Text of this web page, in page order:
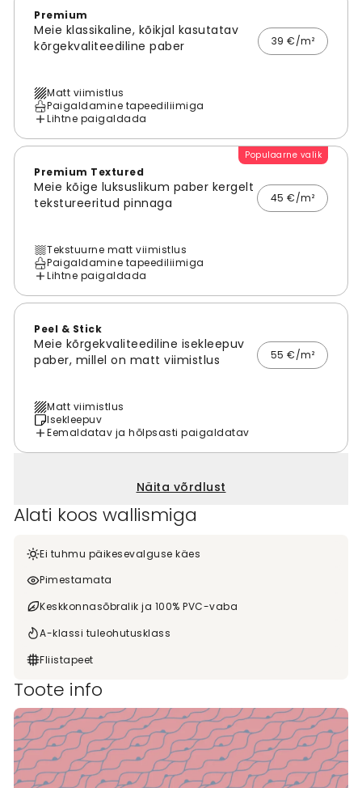
Premium
Meie klassikaline, kõikjal kasutatav
kõrgekvaliteediline paber
39 €/m²
Matt viimistlus
Paigaldamine tapeediliimiga
Lihtne paigaldada
Populaarne valik
Premium Textured
Meie kõige luksuslikum paber kergelt
tekstureeritud pinnaga
45 €/m²
Tekstuurne matt viimistlus
Paigaldamine tapeediliimiga
Lihtne paigaldada
Peel & Stick
Meie kõrgekvaliteediline isekleepuv
paber, millel on matt viimistlus
55 €/m²
Matt viimistlus
Isekleepuv
Eemaldatav ja hõlpsasti paigaldatav
Näita võrdlust
Alati koos wallismiga
Ei tuhmu päikesevalguse käes
Pimestamata
Keskkonnasõbralik ja 100% PVC-vaba
A-klassi tuleohutusklass
Fliistapeet
Toote info